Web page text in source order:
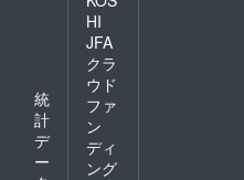
統
計
デ
ー
HI
JFA
クラ
ウド
ファ
ン
ディ
ング